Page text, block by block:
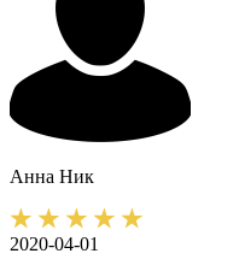
Анна Ник
2020-04-01